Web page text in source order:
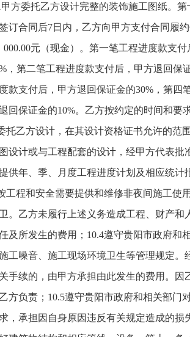
甲方委托乙方设计完整的装饰施工图纸。
订合同后7日内，乙方向甲方支付合同履
000.00元（现金）。第一笔工程进度款支
，第二笔工程进度款支付后，甲方退回保
款支付后，甲方退回保证金的30%，第四
回保证金的10%。乙方按约定的时间和要
托乙方设计，在其设计资格证书允许的范
设计或与工程配套的设计，经甲方代表批
供年、季、月度工程进度计划及相应统计
工程和安全需要提供和维修非夜间施工使
。乙方未履行上述义务造成工程、财产和
及所发生的费用；10.4遵守贵阳市政府和
工噪音、施工现场环境卫生等管理规定。
手续的，由甲方承担由此发生的费用。因
方负责；10.5遵守贵阳市政府和相关部门
，承担因自身原因违反有关规定造成的损